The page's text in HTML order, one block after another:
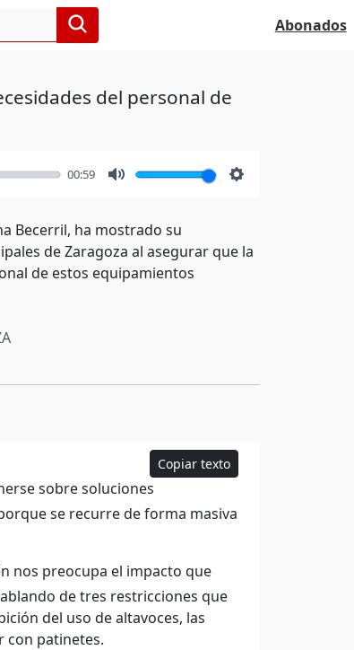
Abonados
del personal de
00:59
Becerril, ha mostrado su
de Zaragoza al asegurar que la
de estos equipamientos
Copiar texto
sobre soluciones
se recurre de forma masiva
nos preocupa el impacto que
de tres restricciones que
del uso de altavoces, las
con patinetes.